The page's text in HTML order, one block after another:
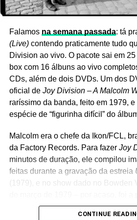
If there is somethingdá um ar
descreveu os projetos como
Falamos na semana passada: tá
(Live)contendo praticamente tudo
Division ao vivo. O pacote sai em
box com 16 álbuns ao vivo
CDs, além de dois DVDs. Um dos
oficial de Joy Division – A Malcolm
raríssimo da banda, feito em 1979,
espécie de “figurinha difícil” do
Malcolm era o chefe da Ikon/FCL,
da Factory Records. Para fazer Joy
minutos de duração, ele compilou
feitas durante a gravação da estreia
(1979), e no show dado no Bowden
show do grupo foi filmado. Há
CONTINUE